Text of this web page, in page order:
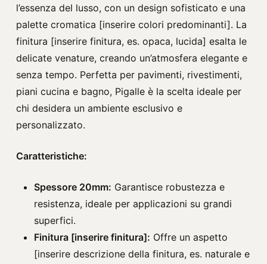
l’essenza del lusso, con un design sofisticato e una
palette cromatica [inserire colori predominanti]. La
finitura [inserire finitura, es. opaca, lucida] esalta le
delicate venature, creando un’atmosfera elegante e
senza tempo. Perfetta per pavimenti, rivestimenti,
piani cucina e bagno, Pigalle è la scelta ideale per
chi desidera un ambiente esclusivo e
personalizzato.
Caratteristiche:
Spessore 20mm: Garantisce robustezza e
resistenza, ideale per applicazioni su grandi
superfici.
Finitura [inserire finitura]: Offre un aspetto
[inserire descrizione della finitura, es. naturale e